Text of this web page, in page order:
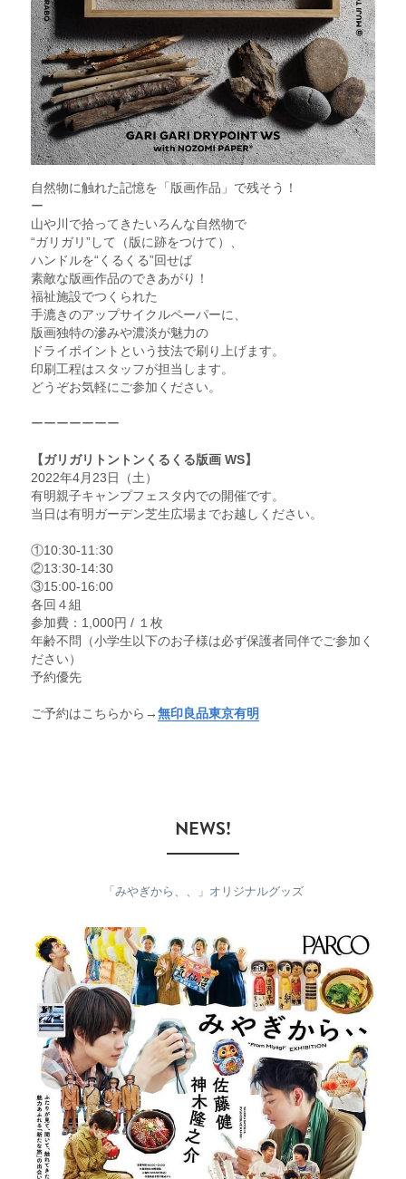
自然物に触れた記憶を「版画作品」で残そう！
ー
山や川で拾ってきたいろんな自然物で
“ガリガリ”して（版に跡をつけて）、
ハンドルを“くるくる”回せば
素敵な版画作品のできあがり！
福祉施設でつくられた
手漉きのアップサイクルペーパーに、
版画独特の滲みや濃淡が魅力の
ドライポイントという技法で刷り上げます。
印刷工程はスタッフが担当します。
どうぞお気軽にご参加ください。
ーーーーーーー
【ガリガリトントンくるくる版画 WS】
2022年4月23日（土）
有明親子キャンプフェスタ内での開催です。
当日は有明ガーデン芝生広場までお越しください。
①10:30-11:30
②13:30-14:30
③15:00-16:00
各回４組
参加費：1,000円 / １枚
年齢不問（小学生以下のお子様は必ず保護者同伴でご参加く
ださい）
予約優先
ご予約はこちらから→無印良品東京有明
NEWS!
「みやぎから、、」オリジナルグッズ